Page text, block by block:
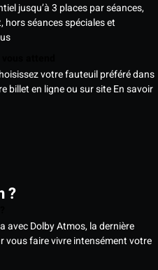
jusqu’à 3 places par séances,
hors séances spéciales et
votre fauteuil préféré dans
billet en ligne ou sur siteEn savoir
?
avec Dolby Atmos, la dernière
vous faire vivre intensément votre